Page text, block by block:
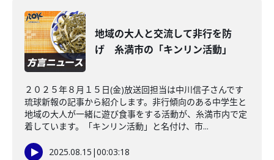
地域の大人と交流して非行を防
げ 糸満市の「キンリン活動」
２０２５年８月１５日(金)放送回担当は中川信子さんです
琉球新報の記事から紹介します。非行傾向のある中学生と
地域の大人が一緒に遊び食事をする活動が、糸満市内で定
着しています。「キンリン活動」と名付け、市...
2025.08.15 |00:03:18